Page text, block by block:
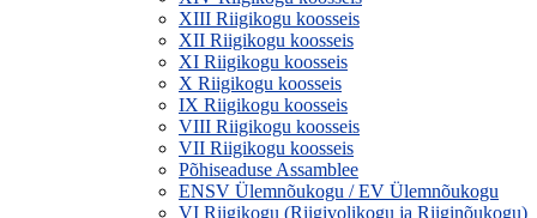
XIII Riigikogu koosseis
XII Riigikogu koosseis
XI Riigikogu koosseis
X Riigikogu koosseis
IX Riigikogu koosseis
VIII Riigikogu koosseis
VII Riigikogu koosseis
Põhiseaduse Assamblee
ENSV Ülemnõukogu / EV Ülemnõukogu
VI Riigikogu (Riigivolikogu ja Riiginõukogu)